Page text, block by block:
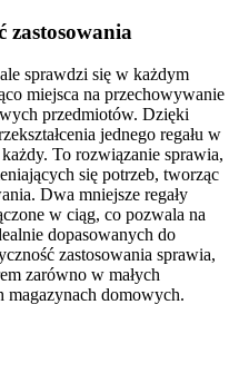
zastosowania
sprawdzi się w każdym
miejsca na przechowywanie
przedmiotów. Dzięki
jednego regału w
To rozwiązanie sprawia,
się potrzeb, tworząc
Dwa mniejsze regały
w ciąg, co pozwala na
dopasowanych do
zastosowania sprawia,
zarówno w małych
magazynach domowych.